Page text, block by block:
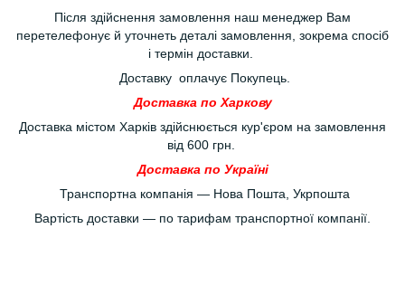
Після здійснення замовлення наш менеджер Вам
перетелефонує й уточнеть деталі замовлення, зокрема спосіб
і термін доставки.
Доставку оплачує Покупець.
Доставка по Харкову
Доставка містом Харків здійснюється кур'єром на замовлення
від 600 грн.
Доставка по Україні
Транспортна компанія — Нова Пошта, Укрпошта
Вартість доставки — по тарифам транспортної компанії.